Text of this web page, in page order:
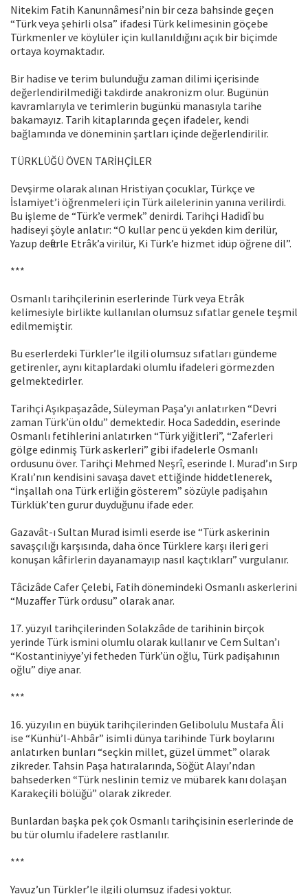
Nitekim Fatih Kanunnâmesi’nin bir ceza bahsinde geçen
“Türk veya şehirli olsa” ifadesi Türk kelimesinin göçebe
Türkmenler ve köylüler için kullanıldığını açık bir biçimde
ortaya koymaktadır.
Bir hadise ve terim bulunduğu zaman dilimi içerisinde
değerlendirilmediği takdirde anakronizm olur. Bugünün
kavramlarıyla ve terimlerin bugünkü manasıyla tarihe
bakamayız. Tarih kitaplarında geçen ifadeler, kendi
bağlamında ve döneminin şartları içinde değerlendirilir.
TÜRKLÜĞÜ ÖVEN TARİHÇİLER
Devşirme olarak alınan Hristiyan çocuklar, Türkçe ve
İslamiyet’i öğrenmeleri için Türk ailelerinin yanına verilirdi.
Bu işleme de “Türk’e vermek” denirdi. Tarihçi Hadidî bu
hadiseyi şöyle anlatır: “O kullar penc ü yekden kim derilür,
Yazup defterle Etrâk’a virilür, Ki Türk’e hizmet idüp öğrene dil”.
***
Osmanlı tarihçilerinin eserlerinde Türk veya Etrâk
kelimesiyle birlikte kullanılan olumsuz sıfatlar genele teşmil
edilmemiştir.
Bu eserlerdeki Türkler’le ilgili olumsuz sıfatları gündeme
getirenler, aynı kitaplardaki olumlu ifadeleri görmezden
gelmektedirler.
Tarihçi Aşıkpaşazâde, Süleyman Paşa’yı anlatırken “Devri
zaman Türk’ün oldu” demektedir. Hoca Sadeddin, eserinde
Osmanlı fetihlerini anlatırken “Türk yiğitleri”, “Zaferleri
gölge edinmiş Türk askerleri” gibi ifadelerle Osmanlı
ordusunu över. Tarihçi Mehmed Neşrî, eserinde I. Murad’ın Sırp
Kralı’nın kendisini savaşa davet ettiğinde hiddetlenerek,
“İnşallah ona Türk erliğin gösterem” sözüyle padişahın
Türklük’ten gurur duyduğunu ifade eder.
Gazavât-ı Sultan Murad isimli eserde ise “Türk askerinin
savaşçılığı karşısında, daha önce Türklere karşı ileri geri
konuşan kâfirlerin dayanamayıp nasıl kaçtıkları” vurgulanır.
Tâcizâde Cafer Çelebi, Fatih dönemindeki Osmanlı askerlerini
“Muzaffer Türk ordusu” olarak anar.
17. yüzyıl tarihçilerinden Solakzâde de tarihinin birçok
yerinde Türk ismini olumlu olarak kullanır ve Cem Sultan’ı
“Kostantiniyye’yi fetheden Türk’ün oğlu, Türk padişahının
oğlu” diye anar.
***
16. yüzyılın en büyük tarihçilerinden Gelibolulu Mustafa Âli
ise “Künhü’l-Ahbâr” isimli dünya tarihinde Türk boylarını
anlatırken bunları “seçkin millet, güzel ümmet” olarak
zikreder. Tahsin Paşa hatıralarında, Söğüt Alayı’ndan
bahsederken “Türk neslinin temiz ve mübarek kanı dolaşan
Karakeçili bölüğü” olarak zikreder.
Bunlardan başka pek çok Osmanlı tarihçisinin eserlerinde de
bu tür olumlu ifadelere rastlanılır.
***
Yavuz’un Türkler’le ilgili olumsuz ifadesi yoktur.